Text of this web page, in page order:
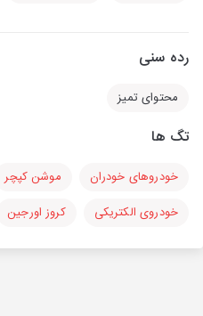
رده سنی
محتوای تمیز
تگ ها
خودروهای خودران موشن کپچر
خودروی الکتریکی
کروز اورجین